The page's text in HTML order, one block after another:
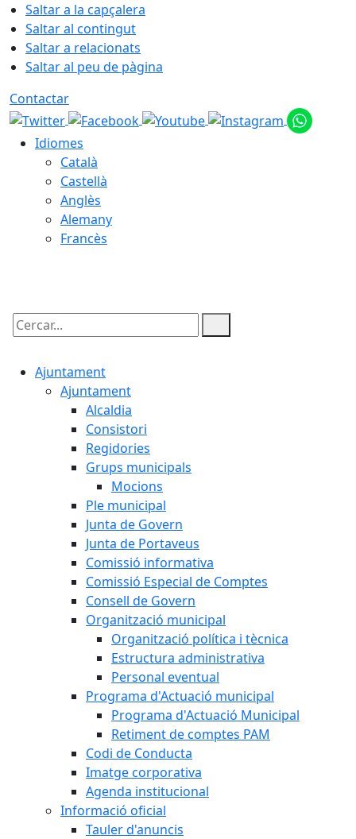
Saltar a la capçalera
Saltar al contingut
Saltar a relacionats
Saltar al peu de pàgina
Contactar
Idiomes
Català
Castellà
Anglès
Alemany
Francès
Cercar:
Ajuntament
Ajuntament
Alcaldia
Consistori
Regidories
Grups municipals
Mocions
Ple municipal
Junta de Govern
Junta de Portaveus
Comissió informativa
Comissió Especial de Comptes
Consell de Govern
Organització municipal
Organització política i tècnica
Estructura administrativa
Personal eventual
Programa d'Actuació municipal
Programa d'Actuació Municipal
Retiment de comptes PAM
Codi de Conducta
Imatge corporativa
Agenda institucional
Informació oficial
Tauler d'anuncis